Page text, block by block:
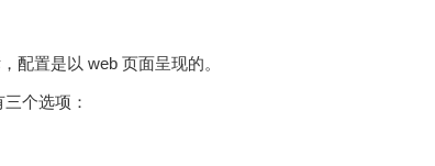
配置是以 web 页面呈现的。
个选项：